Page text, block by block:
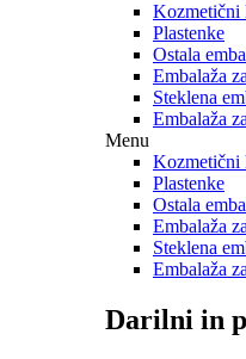
Kozmetični
Plastenke
Ostala
Embalaža
Steklena
Embalaža
Menu
Kozmetični
Plastenke
Ostala
Embalaža
Steklena
Embalaža
Darilni in